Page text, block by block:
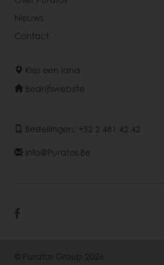
Nieuws
Contact
Kies een land
Bedrijfswebsite
Bestellingen: +32 2 481 42 42
Info@puratos.be
© Puratos Group 2026